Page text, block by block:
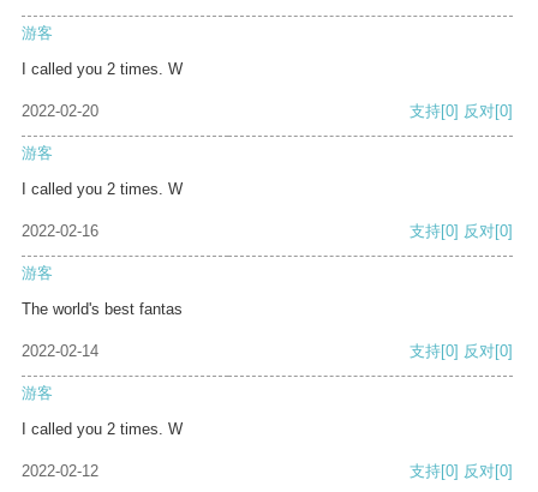
游客
I called you 2 times. W
2022-02-20 支持[0] 反对[0]
游客
I called you 2 times. W
2022-02-16 支持[0] 反对[0]
游客
The world's best fantas
2022-02-14 支持[0] 反对[0]
游客
I called you 2 times. W
2022-02-12 支持[0] 反对[0]